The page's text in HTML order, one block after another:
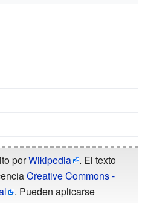
porWikipedia
. El texto
Creative Commons -
. Pueden aplicarse